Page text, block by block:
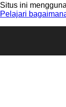
Situs ini
Pelajari